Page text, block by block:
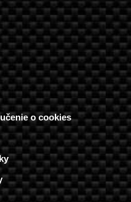
o cookies